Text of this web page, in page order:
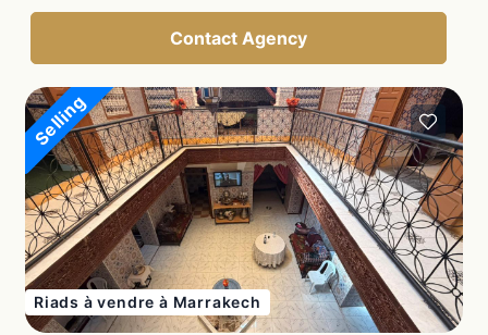
Contact Agency
Selling
Riads à vendre à Marrakech